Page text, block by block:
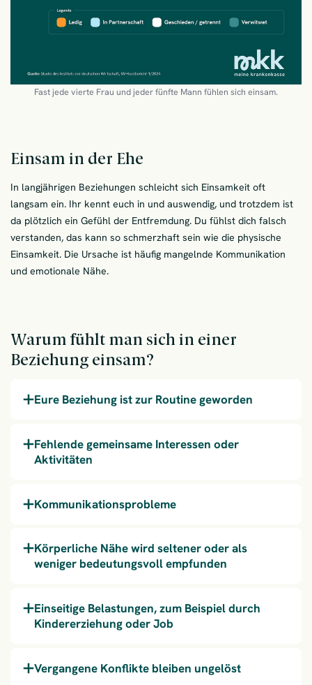
Fast jede vierte Frau und jeder fünfte Mann fühlen sich einsam.
Einsam in der Ehe
In langjährigen Beziehungen schleicht sich Einsamkeit oft
langsam ein. Ihr kennt euch in und auswendig, und trotzdem ist
da plötzlich ein Gefühl der Entfremdung. Du fühlst dich falsch
verstanden, das kann so schmerzhaft sein wie die physische
Einsamkeit. Die Ursache ist häufig mangelnde Kommunikation
und emotionale Nähe.
Warum fühlt man sich in einer
Beziehung einsam?
Eure Beziehung ist zur Routine geworden
Fehlende gemeinsame Interessen oder
Aktivitäten
Kommunikationsprobleme
Körperliche Nähe wird seltener oder als
weniger bedeutungsvoll empfunden
Einseitige Belastungen, zum Beispiel durch
Kindererziehung oder Job
Vergangene Konflikte bleiben ungelöst